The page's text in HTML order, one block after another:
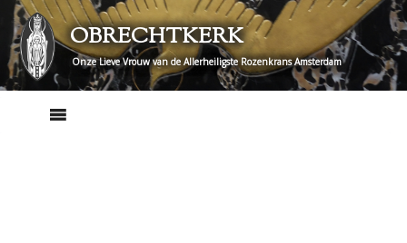
Skip
to
content
OBRECHTKERK
Onze Lieve Vrouw van de Allerheiligste Rozenkrans Amsterdam